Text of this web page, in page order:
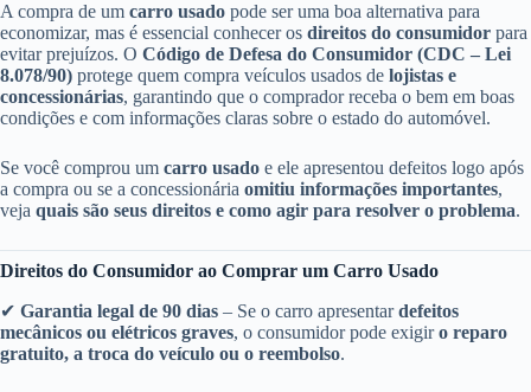
A compra de um carro usado pode ser uma boa alternativa para
economizar, mas é essencial conhecer os direitos do consumidor para
evitar prejuízos. O Código de Defesa do Consumidor (CDC – Lei
8.078/90) protege quem compra veículos usados de lojistas e
concessionárias, garantindo que o comprador receba o bem em boas
condições e com informações claras sobre o estado do automóvel.
Se você comprou um carro usado e ele apresentou defeitos logo após
a compra ou se a concessionária omitiu informações importantes,
veja quais são seus direitos e como agir para resolver o problema.
Direitos do Consumidor ao Comprar um Carro Usado
✔ Garantia legal de 90 dias – Se o carro apresentardefeitos
mecânicos ou elétricos graves, o consumidor pode exigiro reparo
gratuito, a troca do veículo ou o reembolso.